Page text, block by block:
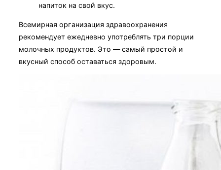
напиток на свой вкус.
Всемирная организация здравоохранения
рекомендует ежедневно употреблять три порции
молочных продуктов. Это — самый простой и
вкусный способ оставаться здоровым.